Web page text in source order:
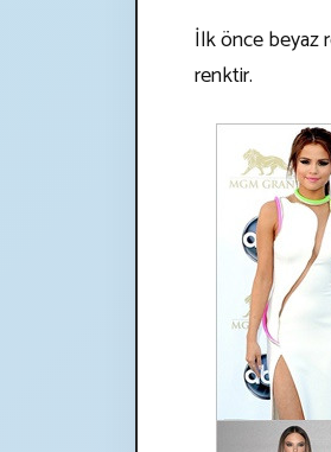
İlk önce beyaz
renktir.